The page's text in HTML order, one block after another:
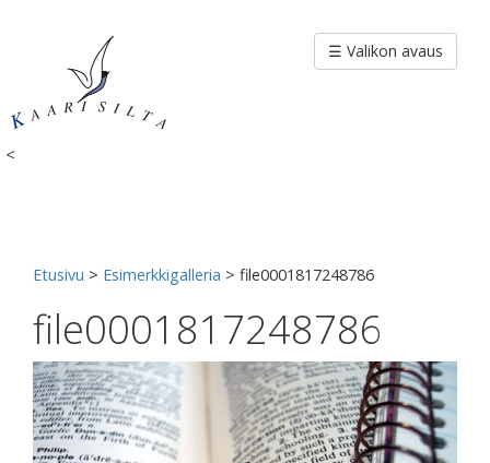
<
☰ Valikon avaus
Etusivu > Esimerkkigalleria > file0001817248786
file0001817248786